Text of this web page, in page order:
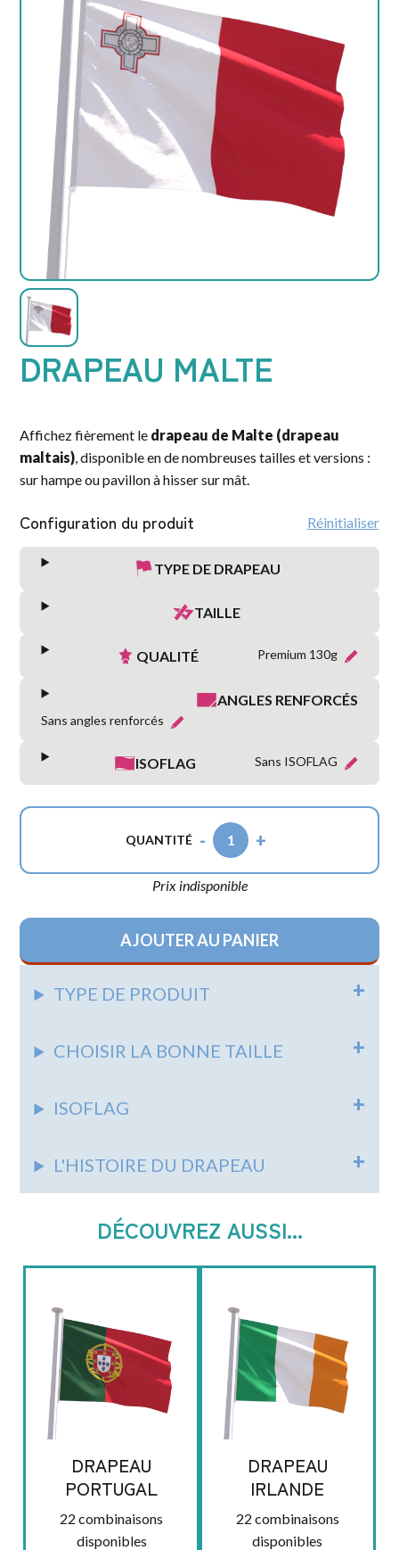
DRAPEAU MALTE
Affichez fièrement le drapeau de Malte (drapeau
maltais), disponible en de nombreuses tailles et versions :
sur hampe ou pavillon à hisser sur mât.
Configuration du produit Réinitialiser
TYPE DE DRAPEAU
TAILLE
QUALITÉ Premium 130g
ANGLES RENFORCÉS
Sans angles renforcés
ISOFLAG Sans ISOFLAG
QUANTITÉ - 1 +
Prix indisponible
AJOUTER AU PANIER
TYPE DE PRODUIT
CHOISIR LA BONNE TAILLE
ISOFLAG
L'HISTOIRE DU DRAPEAU
DÉCOUVREZ AUSSI...
DRAPEAU
PORTUGAL
22 combinaisons
disponibles
DRAPEAU
IRLANDE
22 combinaisons
disponibles